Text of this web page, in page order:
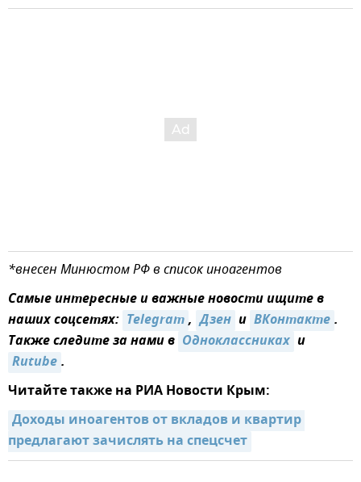
*внесен Минюстом РФ в список иноагентов
Самые интересные и важные новости ищите в
наших соцсетях: Telegram, Дзен и ВКонтакте.
Также следите за нами в Одноклассниках и
Rutube.
Читайте также на РИА Новости Крым:
Доходы иноагентов от вкладов и квартир
предлагают зачислять на спецсчет